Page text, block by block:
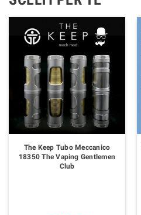
The Keep Tubo Meccanico
18350 The Vaping Gentlemen
Club